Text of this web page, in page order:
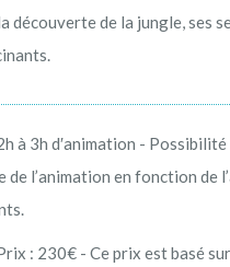
découverte de la jungle, ses
à 3h d′animation - Possibilité
de l’animation en fonction de
: 230€ - Ce prix est basé